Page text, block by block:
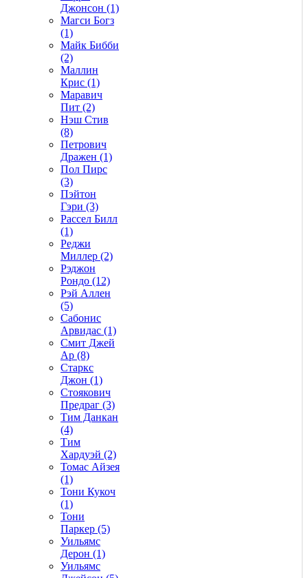
Джонсон (1)
Магси Богз
(1)
Майк Бибби
(2)
Маллин
Крис (1)
Маравич
Пит (2)
Нэш Стив
(8)
Петрович
Дражен (1)
Пол Пирс
(3)
Пэйтон
Гэри (3)
Рассел Билл
(1)
Реджи
Миллер (2)
Рэджон
Рондо (12)
Рэй Аллен
(5)
Сабонис
Арвидас (1)
Смит Джей
Ар (8)
Старкс
Джон (1)
Стоякович
Предраг (3)
Тим Данкан
(4)
Тим
Хардуэй (2)
Томас Айзея
(1)
Тони Кукоч
(1)
Тони
Паркер (5)
Уильямс
Дерон (1)
Уильямс